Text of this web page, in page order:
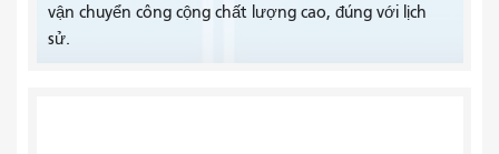
vận chuyển công cộng chất lượng cao, đúng với lịch
sử.